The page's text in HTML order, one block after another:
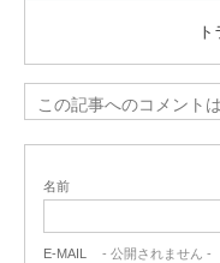
この記事へのコメント
名前
E-MAIL - 公開されません -